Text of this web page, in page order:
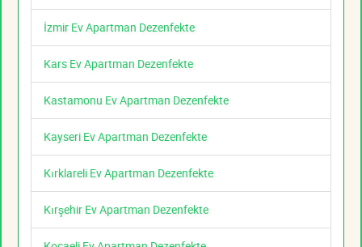
İzmir Ev Apartman Dezenfekte
Kars Ev Apartman Dezenfekte
Kastamonu Ev Apartman Dezenfekte
Kayseri Ev Apartman Dezenfekte
Kırklareli Ev Apartman Dezenfekte
Kırşehir Ev Apartman Dezenfekte